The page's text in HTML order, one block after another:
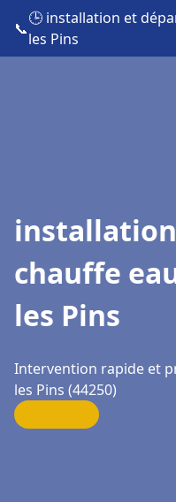
📞
🕒 installation et
les Pins
chauffe
les Pins
Intervention rapide et
les Pins (44250)